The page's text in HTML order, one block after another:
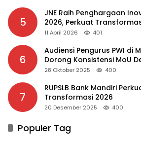
5
JNE Raih Penghargaan
2026, Perkuat
11 April 2026 401
6
Audiensi Pengurus PWI di
Dorong Konsistensi MoU
28 Oktober 2025 400
7
RUPSLB Bank Mandiri
Transformasi 2026
20 Desember 2025 400
Populer Tag